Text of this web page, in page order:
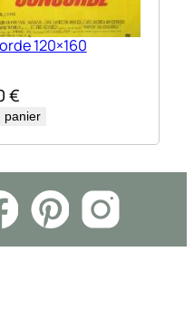
120×160
€
panier